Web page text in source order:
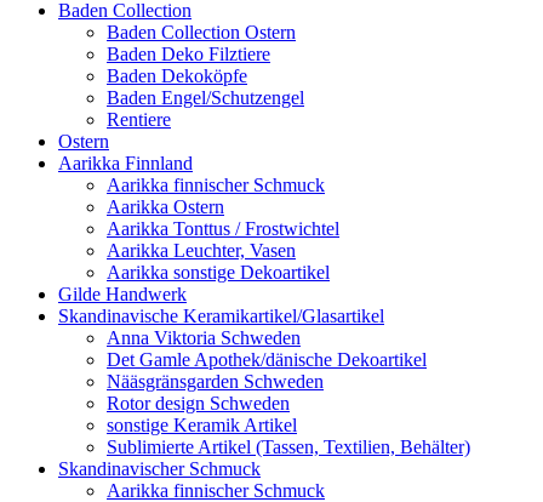
Baden Collection
Baden Collection Ostern
Baden Deko Filztiere
Baden Dekoköpfe
Baden Engel/Schutzengel
Rentiere
Ostern
Aarikka Finnland
Aarikka finnischer Schmuck
Aarikka Ostern
Aarikka Tonttus / Frostwichtel
Aarikka Leuchter, Vasen
Aarikka sonstige Dekoartikel
Gilde Handwerk
Skandinavische Keramikartikel/Glasartikel
Anna Viktoria Schweden
Det Gamle Apothek/dänische Dekoartikel
Nääsgränsgarden Schweden
Rotor design Schweden
sonstige Keramik Artikel
Sublimierte Artikel (Tassen, Textilien, Behälter)
Skandinavischer Schmuck
Aarikka finnischer Schmuck